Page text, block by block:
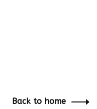
Back to home